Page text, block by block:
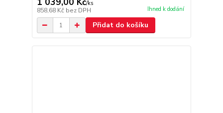
/ks
858,68 Kč bez DPH Ihned k dodání
Přidat do košíku